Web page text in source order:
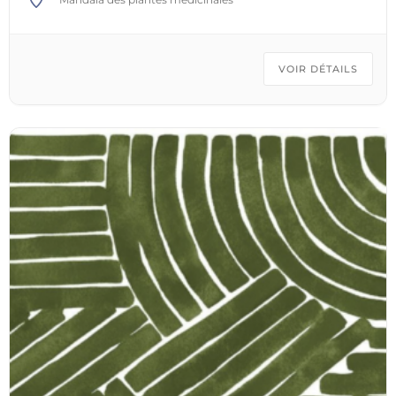
de la forêt , sans tente. Je deviens gardienne de
pour mieux danser avec le vivant, avec soi. Ce n’est
pas juste une nuit en forêt, mais une reconnexion à
Soi, un cadeau que l’on s’offre et qui nous marque
pour la vie. Renouer avec la Terre Mère , à notre
époque est un des points essentiels à notre survie.
Possibilité de créer votre propre groupe avec une
date à choisir ensemble. (Les nuits en forêt se
réalise de mars à octobre.) PROGRAMME Buffet à
base de plantes sauvages – Feu médecine – Rituel
de Purification – Rituel d’introspection – Marche
de vision – Appel aux directions – Médecine du
cacao – Bivouac – Art thérapie – Marche de nuit –
Travail qui relie – Nuit en forêt – Chants DATE: 4-5
VOIR DÉTAILS